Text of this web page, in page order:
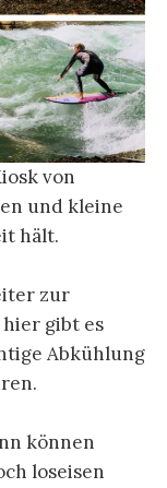
von
und kleine
hält.
zur
hier gibt es
Abkühlung
können
loseisen